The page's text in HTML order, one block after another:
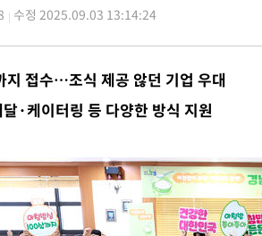
색에 성접대 파문까지…'쑥대밭' 된 축구협회
화위원회 부위원장에 김태유 서울대 공대 교수
속 AT마드리드 첫 훈련…80명 식사 대접까지(종
자리, 7월에 2.3만개 순감하고 그 전 2개월 10.3
업체, 일자리 7월에 2.3만 개 줄어…실업률은
과 '중앙 단일 루트' 합의…북쪽 인바운드·남쪽 아
폭 하락"…수도권 폭염중대경보, 폭염경보로 하향
령, '호우피해' 안동·의성 관할 4개 면 특별재난
수정 2025.09.03 13:14:24
지 접수…조식 제공 않던 기업 우대
·케이터링 등 다양한 방식 지원